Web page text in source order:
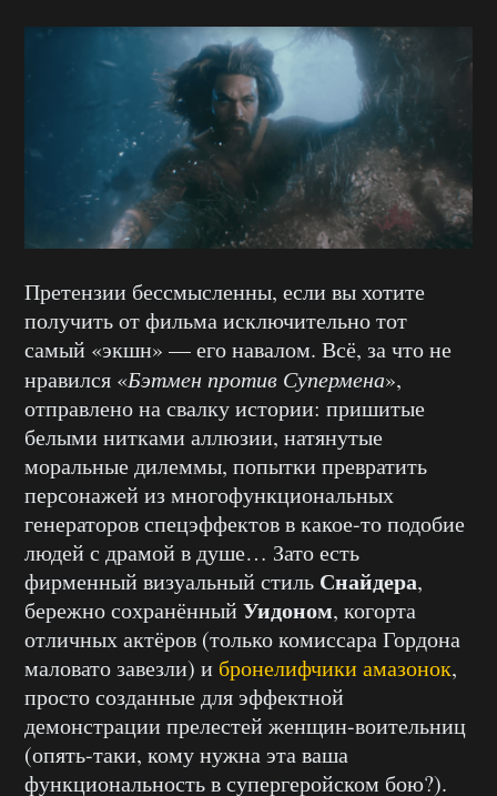
Претензии бессмысленны, если вы хотите
получить от фильма исключительно тот
самый «экшн» — его навалом. Всё, за что не
нравился «Бэтмен против Супермена»,
отправлено на свалку истории: пришитые
белыми нитками аллюзии, натянутые
моральные дилеммы, попытки превратить
персонажей из многофункциональных
генераторов спецэффектов в какое-то подобие
людей с драмой в душе… Зато есть
фирменный визуальный стиль Снайдера,
бережно сохранённый Уидоном, когорта
отличных актёров (только комиссара Гордона
маловато завезли) и бронелифчики амазонок,
просто созданные для эффектной
демонстрации прелестей женщин-воительниц
(опять-таки, кому нужна эта ваша
функциональность в супергеройском бою?).